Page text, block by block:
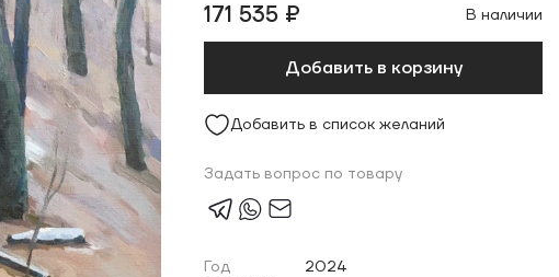
171 535 ₽ В наличии
Добавить в корзину
Добавить в список желаний
Задать вопрос по товару
Год
2024